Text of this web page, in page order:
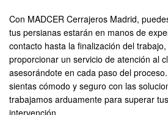
Con MADCER Cerrajeros Madrid,
tus persianas estarán en manos de
contacto hasta la finalización del
proporcionar un servicio de atención al
asesorándote en cada paso del
sientas cómodo y seguro con las
trabajamos arduamente para superar
intervención.